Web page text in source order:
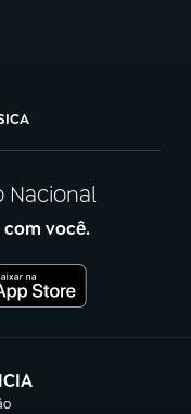
Nacional
com você.
nova aba)